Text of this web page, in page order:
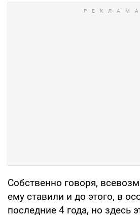
Собственно говоря,
ему ставили и до этого, в
последние 4 года, но здесь